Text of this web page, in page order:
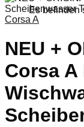
Es befinden
Corsa A
NEU +
Corsa